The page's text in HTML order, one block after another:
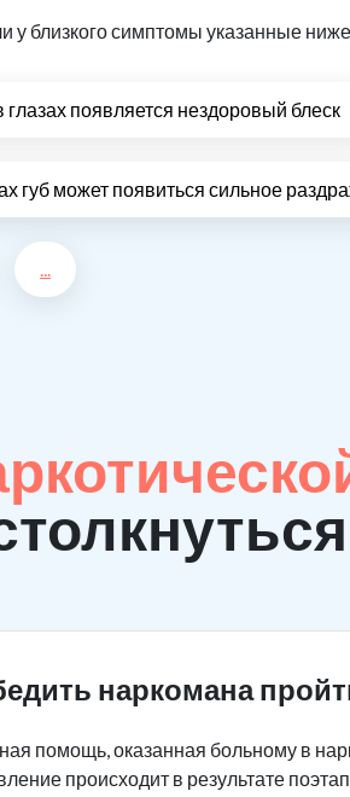
у близкого симптомы указанные
глазах появляется нездоровый блеск
губ может появиться сильное
...
наркомана
помощь, оказанная больному в
происходит в результате